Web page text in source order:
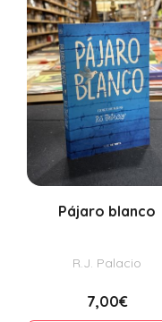
Pájaro blanco
R.J. Palacio
7,00€